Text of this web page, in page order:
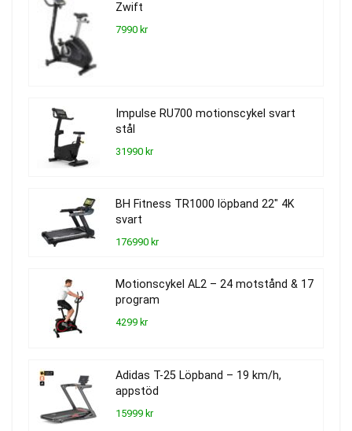
Zwift
7990 kr
Impulse RU700 motionscykel svart
stål
31990 kr
BH Fitness TR1000 löpband 22″ 4K
svart
176990 kr
Motionscykel AL2 – 24 motstånd & 17
program
4299 kr
Adidas T-25 Löpband – 19 km/h,
appstöd
15999 kr